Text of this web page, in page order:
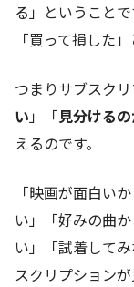
る」ということ
「買って損した
つまりサブスク
い」「見分ける
えるのです。
「映画が面白い
い」「好みの曲
い」「試着して
スクリプションが